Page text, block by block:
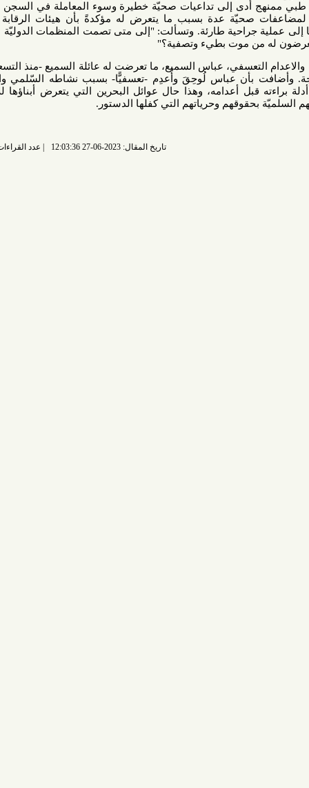
أدى إلى تداعيات صحيّة خطيرة وسوء المعاملة في السجن الانفرادي.
عدة بسبب ما يتعرض له مؤكدةً بأن هيئات الرقابة الحكومية
طارئة. وتسألت: "إلى متى تصمت المنظمات الدوليّة عن معاناة
عباس السميع، ما تعرضت له عائلة السميع -منذ التسعينات- من
بأن عباس لُوحِقَ وأُعدِم -تعسفيًّا- بسبب نشاطه السّلمي والمجتمعي
أعدامه، وهذا حال عوائل البحرين التي يتعرض أبناؤها للاستهداف
وحرياتهم التي كفلها الدستور.
عدد القراءات: 4510 قراءة |